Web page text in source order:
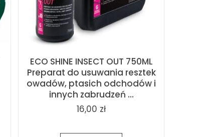
ECO SHINE INSECT OUT 750ML
Preparat do usuwania resztek
owadów, ptasich odchodów i
innych zabrudzeń ...
16,00 zł